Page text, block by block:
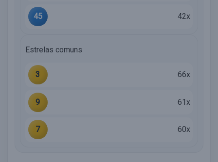
45 42x
Estrelas comuns
3 66x
9 61x
7 60x